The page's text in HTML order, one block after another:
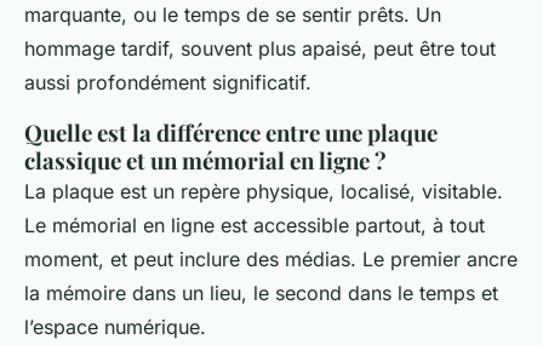
marquante, ou le temps de se sentir prêts. Un
hommage tardif, souvent plus apaisé, peut être tout
aussi profondément significatif.
Quelle est la différence entre une plaque
classique et un mémorial en ligne ?
La plaque est un repère physique, localisé, visitable.
Le mémorial en ligne est accessible partout, à tout
moment, et peut inclure des médias. Le premier ancre
la mémoire dans un lieu, le second dans le temps et
l’espace numérique.